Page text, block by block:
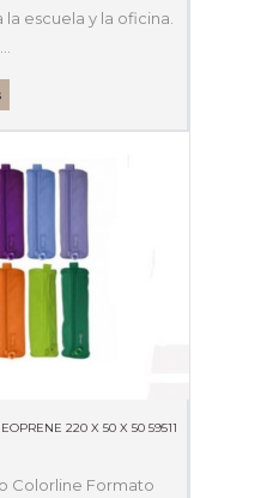
escuela y la oficina.
220 X 50 X 50 59511
Colorline Formato